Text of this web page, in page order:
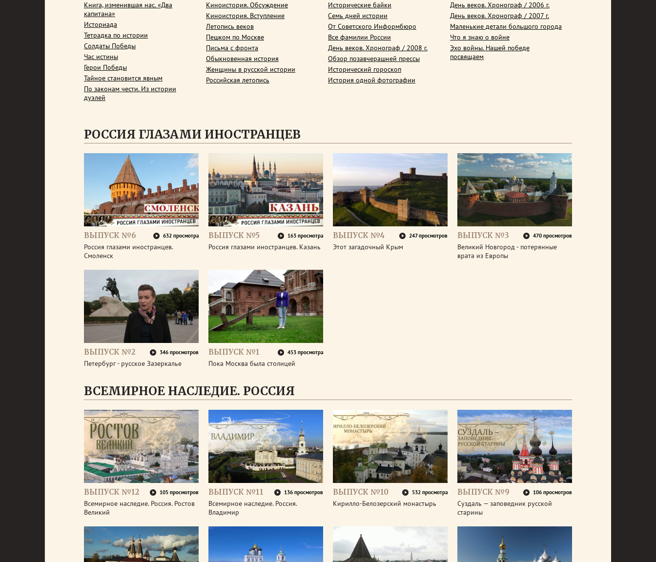
Книга, изменившая нас. «Два
капитана»
Историада
Тетрадка по истории
Солдаты Победы
Час истины
Герои Победы
Тайное становится явным
По законам чести. Из истории
дуэлей
Киноистория. Обсуждение
Киноистория. Вступление
Летопись веков
Пешком по Москве
Письма с фронта
Обыкновенная история
Женщины в русской истории
Российская летопись
Исторические байки
Семь дней истории
От Советского Информбюро
Все фамилии России
День веков. Хронограф / 2008 г.
Обзор позавчерашней прессы
Исторический гороскоп
История одной фотографии
День веков. Хронограф / 2006 г.
День веков. Хронограф / 2007 г.
Маленькие детали большого города
Что я знаю о войне
Эхо войны. Нашей победе
посвящаем
РОССИЯ ГЛАЗАМИ ИНОСТРАНЦЕВ
ВЫПУСК №6 632 просмотра
Россия глазами иностранцев.
Смоленск
ВЫПУСК №5 163 просмотра
Россия глазами иностранцев. Казань
ВЫПУСК №4 247 просмотров
Этот загадочный Крым
ВЫПУСК №3 470 просмотров
Великий Новгород - потерянные
врата из Европы
ВЫПУСК №2 346 просмотров
Петербург - русское Зазеркалье
ВЫПУСК №1 453 просмотра
Пока Москва была столицей
ВСЕМИРНОЕ НАСЛЕДИЕ. РОССИЯ
ВЫПУСК №12 105 просмотров
Всемирное наследие. Россия. Ростов
Великий
ВЫПУСК №11 136 просмотров
Всемирное наследие. Россия.
Владимир
ВЫПУСК №10 532 просмотра
Кирилло-Белозерский монастырь
ВЫПУСК №9 106 просмотров
Суздаль — заповедник русской
старины